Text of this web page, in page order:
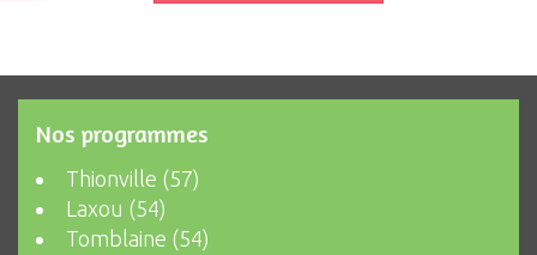
Nos programmes
Thionville (57)
Laxou (54)
Tomblaine (54)